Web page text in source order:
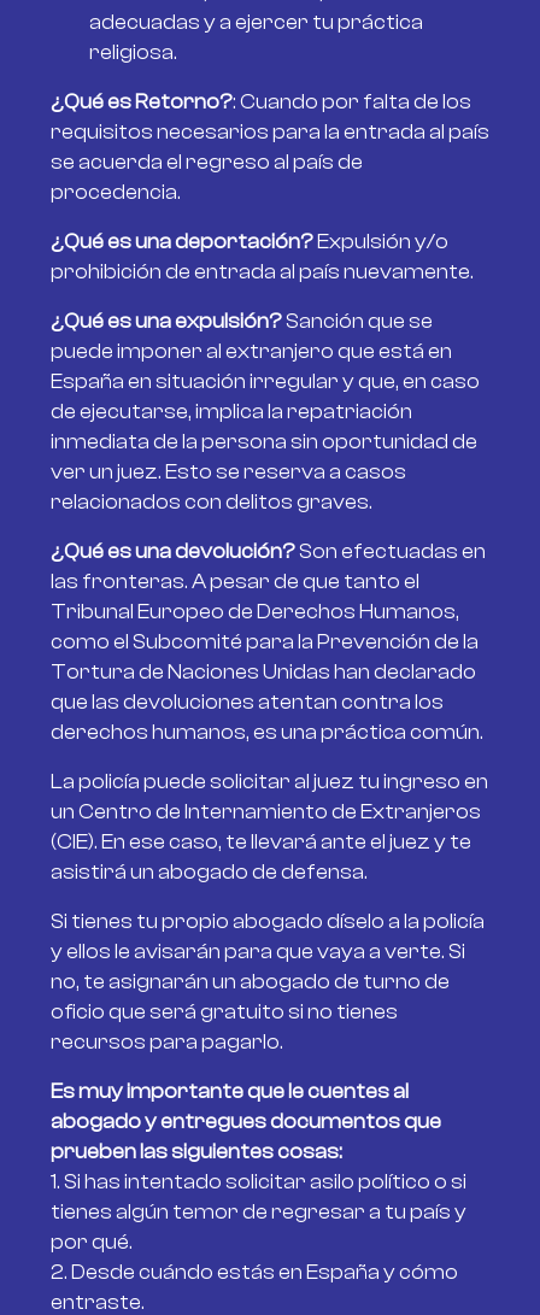
adecuadas y a ejercer tu práctica
religiosa.
¿Qué es Retorno?: Cuando por falta de los
requisitos necesarios para la entrada al país
se acuerda el regreso al país de
procedencia.
¿Qué es una deportación?Expulsión y/o
prohibición de entrada al país nuevamente.
¿Qué es una expulsión?Sanción que se
puede imponer al extranjero que está en
España en situación irregular y que, en caso
de ejecutarse, implica la repatriación
inmediata de la persona sin oportunidad de
ver un juez. Esto se reserva a casos
relacionados con delitos graves.
¿Qué es una devolución?Son efectuadas en
las fronteras. A pesar de que tanto el
Tribunal Europeo de Derechos Humanos,
como el Subcomité para la Prevención de la
Tortura de Naciones Unidas han declarado
que las devoluciones atentan contra los
derechos humanos, es una práctica común.
La policía puede solicitar al juez tu ingreso en
un Centro de Internamiento de Extranjeros
(CIE). En ese caso, te llevará ante el juez y te
asistirá un abogado de defensa.
Si tienes tu propio abogado díselo a la policía
y ellos le avisarán para que vaya a verte. Si
no, te asignarán un abogado de turno de
oficio que será gratuito si no tienes
recursos para pagarlo.
Es muy importante que le cuentes al
abogado y entregues documentos que
prueben las siguientes cosas:
1. Si has intentado solicitar asilo político o si
tienes algún temor de regresar a tu país y
por qué.
2. Desde cuándo estás en España y cómo
entraste.